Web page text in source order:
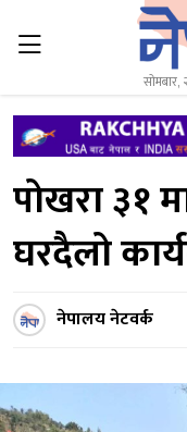
पोखरा ३१
घरदैलो
नेपालय नेटवर्क